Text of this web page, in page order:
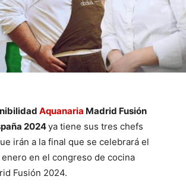
Aquanaria Madrid Fusión
2024ya tiene sus tres chefs
irán a la final que se celebrará el
en el congreso de cocina
Fusión 2024.